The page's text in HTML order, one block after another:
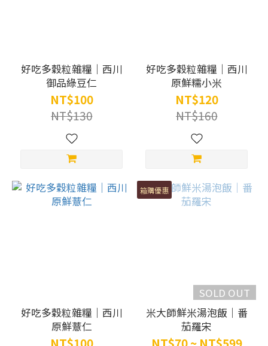
好吃多穀粒雜糧｜西川
御品綠豆仁
NT$100
NT$130
好吃多穀粒雜糧｜西川
原鮮糯小米
NT$120
NT$160
好吃多穀粒雜糧｜西川
原鮮薏仁
箱購優惠
SOLD OUT
米大師鮮米湯泡飯｜番
茄羅宋